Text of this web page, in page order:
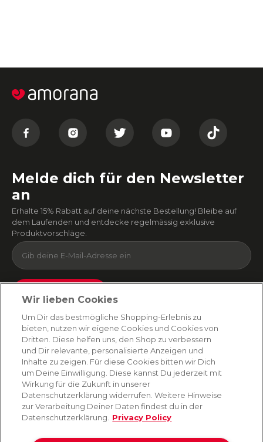
Melde dich für den Newsletter
an
Erhalte 15% Rabatt auf deine nächste Bestellung! Bleibe auf
dem Laufenden und entdecke regelmässig exklusive
Produktvorschläge.
Absenden
Du kannst dich jederzeit von unserem Newsletter abmelden. Indem du fortfährst, stimmst
du unseren E-Mail-Bedingungenund Datenschutzbestimmungen zu
AMORANA
MARKEN
SERVICE
Wir lieben Cookies
Um Dir das bestmögliche Shopping-Erlebnis zu
bieten, nutzen wir eigene Cookies und Cookies von
Dritten. Diese helfen uns, den Shop zu verbessern
und Dir relevante, personalisierte Anzeigen und
Inhalte zu zeigen. Für diese Cookies bitten wir Dich
um Deine Einwilligung. Diese kannst Du jederzeit mit
Wirkung für die Zukunft in unserer
Datenschutzerklärung widerrufen. Weitere Hinweise
zur Verarbeitung Deiner Daten findest du in der
Datenschutzerklärung.
Privacy Policy